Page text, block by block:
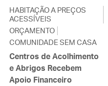
HABITAÇÃO A PREÇOS
ACESSÍVEIS
ORÇAMENTO
COMUNIDADE SEM CASA
Centros de Acolhimento
e Abrigos Recebem
Apoio Financeiro